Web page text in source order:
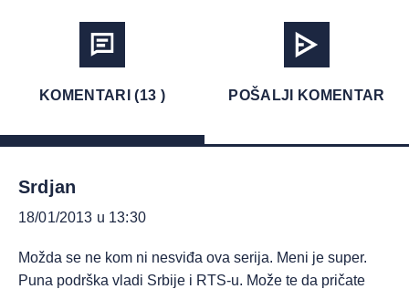
KOMENTARI (13 ) POŠALJI KOMENTAR
Srdjan
18/01/2013 u 13:30
Možda se ne kom ni nesviđa ova serija. Meni je super.
Puna podrška vladi Srbije i RTS-u. Može te da pričate